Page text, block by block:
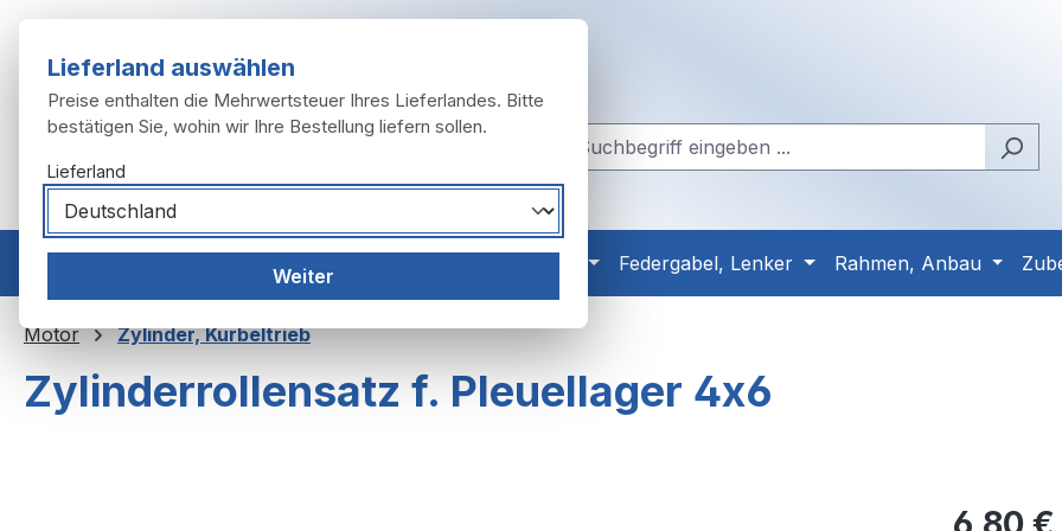
Federgabel, Lenker Rahmen, Anbau
Motor Zylinder, Kurbeltrieb
Zylinderrollensatz f. Pleuellager 4x6
Regulärer
Lieferland auswählen
Preise enthalten die Mehrwertsteuer Ihres Lieferlandes. Bitte
bestätigen Sie, wohin wir Ihre Bestellung liefern sollen.
Lieferland
Weiter